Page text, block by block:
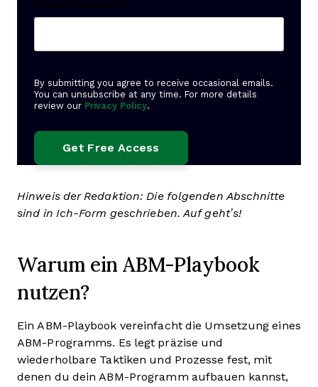
Create Password *
By submitting you agree to receive occasional emails.
You can unsubscribe at any time. For more details
review our Privacy Policy.
Hinweis der Redaktion: Die folgenden Abschnitte
sind in Ich-Form geschrieben. Auf geht’s!
Warum ein ABM-Playbook
nutzen?
Ein ABM-Playbook vereinfacht die Umsetzung eines
ABM-Programms. Es legt präzise und
wiederholbare Taktiken und Prozesse fest, mit
denen du dein ABM-Programm aufbauen kannst,